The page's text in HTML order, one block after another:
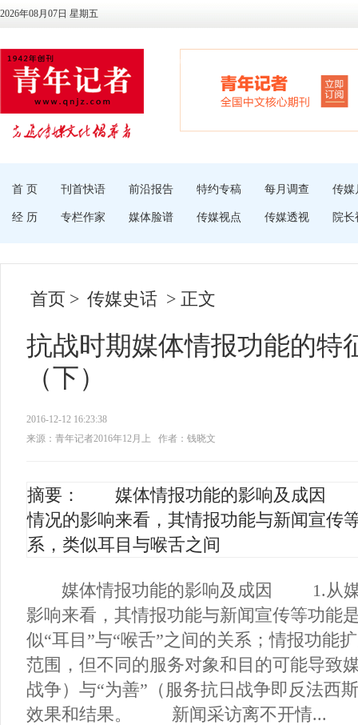
2026年08月07日 星期五
首 页 刊首快语 前沿报告 特约专稿 每月调查 传媒
经 历 专栏作家 媒体脸谱 传媒视点 传媒透视 院长
首页 > 传媒史话 > 正文
抗战时期媒体情报功能的特
（下）
2016-12-12 16:23:38
来源：青年记者2016年12月上
作者：钱晓文
摘要： 媒体情报功能的影响及成因 1
情况的影响来看，其情报功能与新闻宣传
系，类似耳目与喉舌之间
媒体情报功能的影响及成因 1.从媒
影响来看，其情报功能与新闻宣传等功能
似“耳目”与“喉舌”之间的关系；情报功能
范围，但不同的服务对象和目的可能导致
战争）与“为善”（服务抗日战争即反法西
效果和结果。 新闻采访离不开情...